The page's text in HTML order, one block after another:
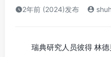
2年前 (2024)发布
瑞典研究人员彼得 林